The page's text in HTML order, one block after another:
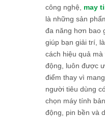
công nghệ, may
là những sản
đa năng hơn bao
giúp bạn giải trí,
cách hiệu quả
động, luôn được
điểm thay vì
người tiêu dùng
chọn máy tính
động, pin bền và